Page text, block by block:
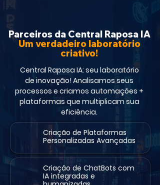
Parceiros da Central Raposa IA
Um verdadeiro laboratório
criativo!
Central Raposa IA: seu laboratório
de inovação! Analisamos seus
processos e criamos automações +
plataformas que multiplicam sua
eficiência.
Criação de Plataformas
Personalizadas Avançadas
Criação de ChatBots com
IA integradas e